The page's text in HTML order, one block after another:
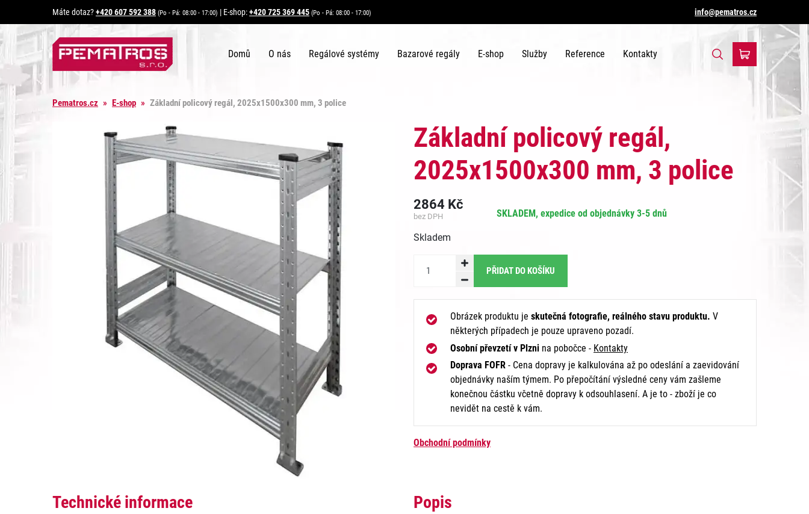
Máte dotaz?+420 607 592 388 (Po - Pá: 08:00 - 17:00) | E-shop:+420 725 369 445 (Po - Pá: 08:00 - 17:00) info@pematros.cz
Domů O nás Regálové systémy Bazarové regály E-shop Služby Reference Kontakty
Pematros.cz » E-shop » Základní policový regál, 2025x1500x300 mm, 3 police
Základní policový regál,
2025x1500x300 mm, 3 police
2864 Kč
bez DPH SKLADEM, expedice od objednávky 3-5 dnů
Skladem
PŘIDAT DO KOŠÍKU
Obrázek produktu je skutečná fotografie, reálného stavu produktu. V
některých případech je pouze upraveno pozadí.
Osobní převzetí v Plzni na pobočce - Kontakty
Doprava FOFR - Cena dopravy je kalkulována až po odeslání a zaevidování
objednávky naším týmem. Po přepočítání výsledné ceny vám zašleme
konečnou částku včetně dopravy k odsouhlasení. A je to - zboží je co
nevidět na cestě k vám.
Obchodní podmínky
Technické informace Popis